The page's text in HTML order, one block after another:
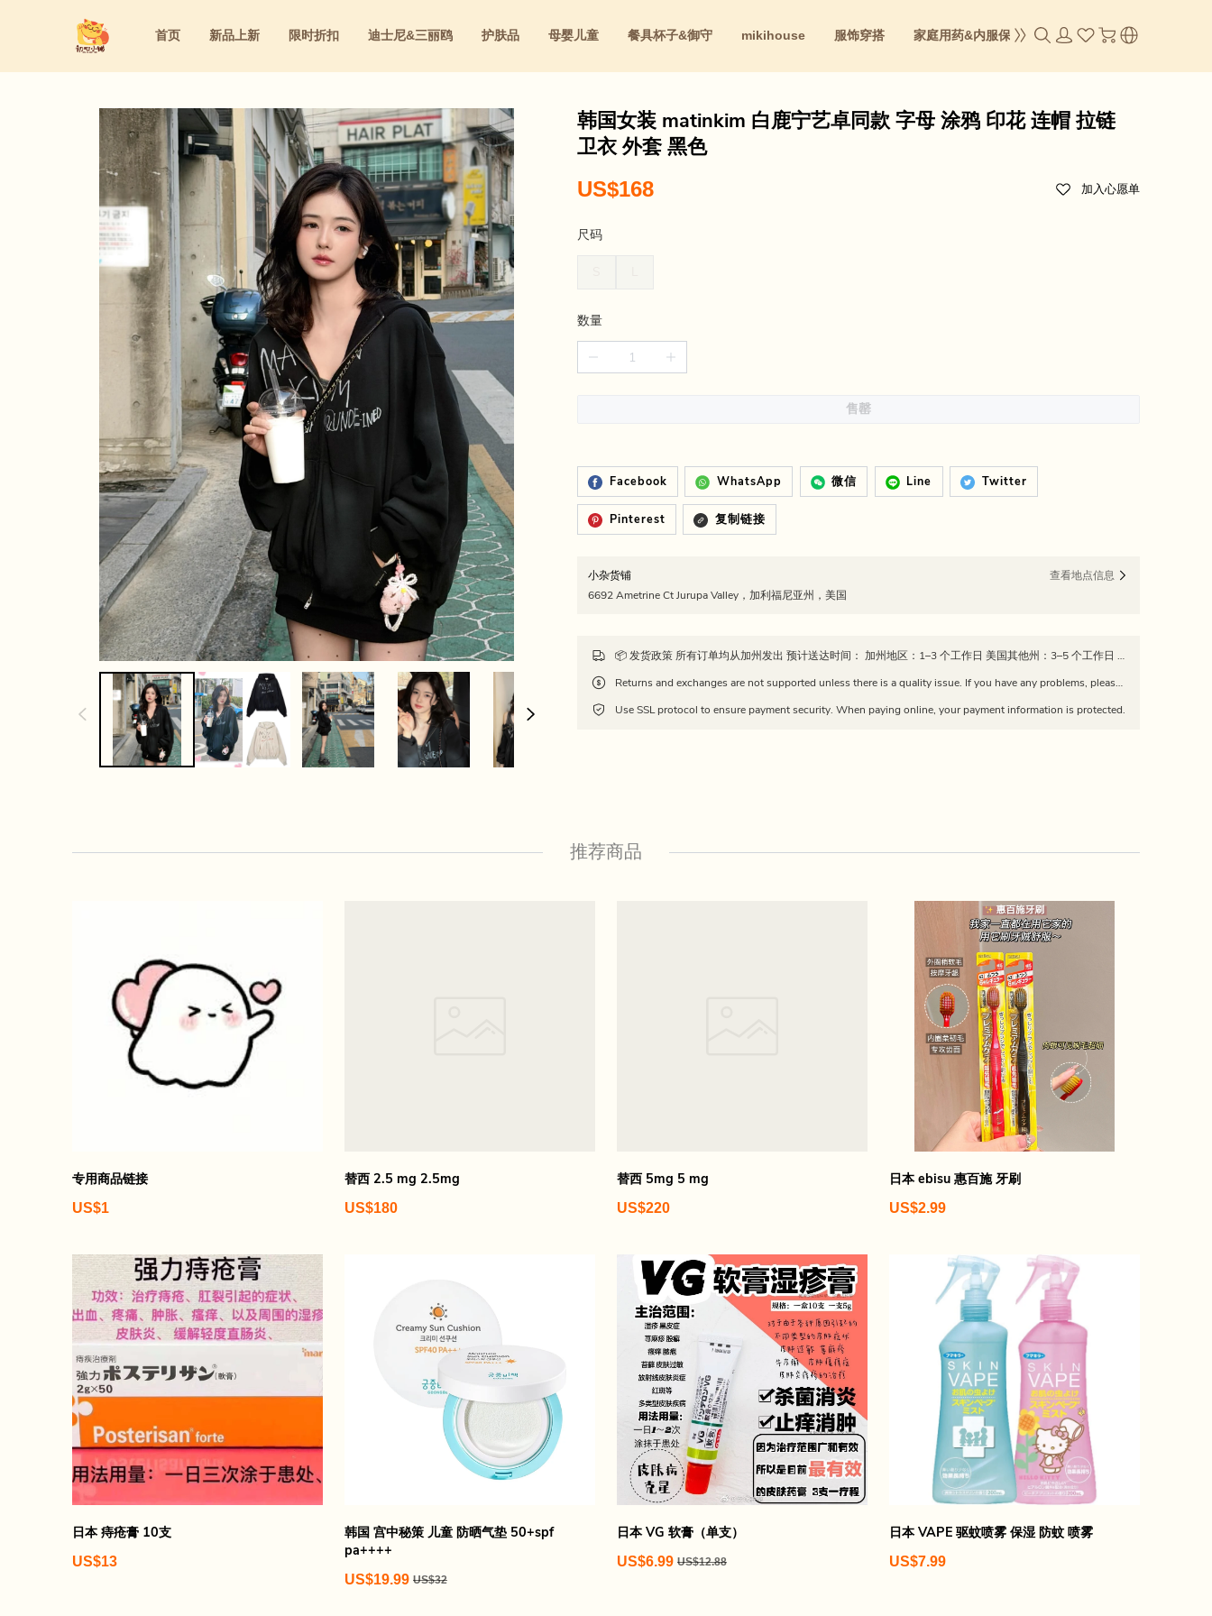
三丽鸥
水乳&精华&眼霜&面霜
防晒&隔离&妆前乳
美容仪&美容工具&美妆道具
面膜&眼膜
内服保养
眼线&腮红&眼影&遮瑕&睫毛膏&口红
洗护&身体护理&女性护理
首页 新品上新 限时折扣 迪士尼&三丽鸥
三丽鸥
护肤品
水乳&精华&眼霜&面霜
防晒&隔离&妆前乳
美容仪&美容工具&美妆道具
面膜&眼膜
母婴儿童 餐具杯子&御守 mikihouse 服饰穿搭 家庭用药&内服保养
内服保养
成人零食 身体&彩妆
眼线&腮红&眼影&遮瑕&睫毛膏&口红
洗护&身体护理&女性护理
韩国女装 matinkim 白鹿宁艺卓同款 字母 涂鸦 印花 连帽 拉链
卫衣 外套 黑色
US$168 加入心愿单
尺码
数量
售罄
Facebook WhatsApp 微信 Line Twitter
Pinterest 复制链接
小杂货铺
6692 Ametrine Ct Jurupa Valley，加利福尼亚州，美国
查看地点信息
📦 发货政策 所有订单均从加州发出 预计送达时间： 加州地区：1–3 个工作日 美国其他州：3–5 个工作日 订单发货后，我们会提供物流追踪信息。 请注意：因快递公司延误、天气或节假日，实际送达时间可能有所不同。 Estimated delivery time: California: 1–3 business days Other U.S. states: 3–5 business days Tracking information will be provided once the order is shipped. Please note: delivery times may vary due to carrier delays, weather, or holidays.
Returns and exchanges are not supported unless there is a quality issue. If you have any problems, please feel free to contact us via WeChat: dajiang226688
Use SSL protocol to ensure payment security. When paying online, your payment information is protected.
推荐商品
专用商品链接
US$1
替西 2.5 mg 2.5mg
US$180
替西 5mg 5 mg
US$220
日本 ebisu 惠百施 牙刷
US$2.99
日本 痔疮膏 10支
US$13
韩国 宫中秘策 儿童 防晒气垫 50+spf
pa++++
US$19.99 US$32
日本 VG 软膏（单支）
US$6.99 US$12.88
日本 VAPE 驱蚊喷雾 保湿 防蚊 喷雾
US$7.99